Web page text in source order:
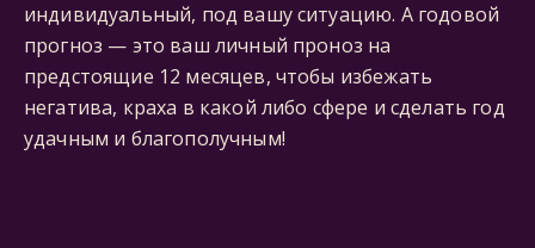
индивидуальный, под вашу ситуацию. А годовой
прогноз — это ваш личный проноз на
предстоящие 12 месяцев, чтобы избежать
негатива, краха в какой либо сфере и сделать год
удачным и благополучным!